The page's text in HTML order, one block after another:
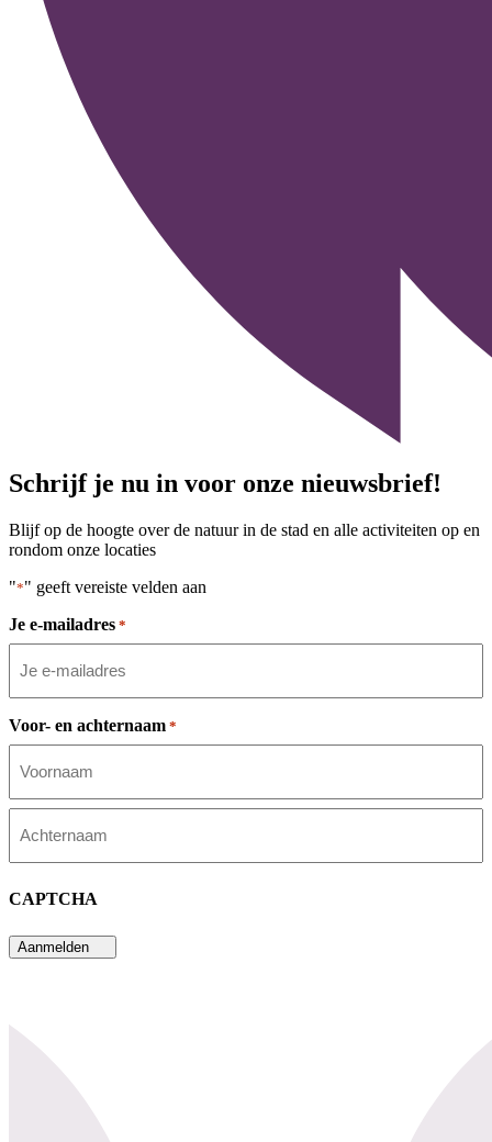
Schrijf je nu in voor onze nieuwsbrief!
Blijf op de hoogte over de natuur in de stad en alle activiteiten op en
rondom onze locaties
"*" geeft vereiste velden aan
Je e-mailadres *
Voor- en achternaam *
Voornaam
CAPTCHA
Aanmelden